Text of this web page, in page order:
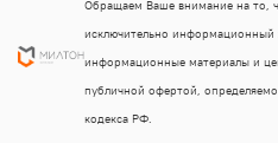
Обращаем Ваше внимание на то,
исключительно информационный
информационные материалы и
публичной офертой,
кодекса РФ.